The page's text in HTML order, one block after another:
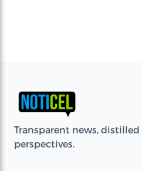
Transparent news, distilled
perspectives.